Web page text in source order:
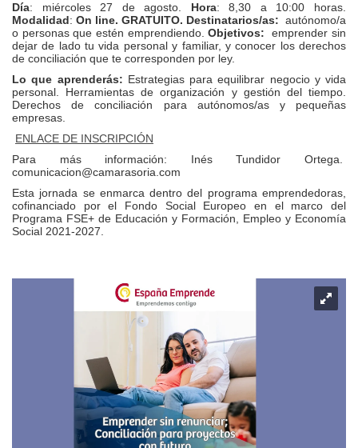
Día: miércoles 27 de agosto. Hora: 8,30 a 10:00 horas.
Modalidad: On line. GRATUITO. Destinatarios/as: autónomo/a
o personas que estén emprendiendo.Objetivos: emprender sin
dejar de lado tu vida personal y familiar, y conocer los derechos
de conciliación que te corresponden por ley.
Lo que aprenderás: Estrategias para equilibrar negocio y vida
personal. Herramientas de organización y gestión del tiempo.
Derechos de conciliación para autónomos/as y pequeñas
empresas.
ENLACE DE INSCRIPCIÓN
Para más información: Inés Tundidor Ortega.
comunicacion@camarasoria.com
Esta jornada se enmarca dentro del programa emprendedoras,
cofinanciado por el Fondo Social Europeo en el marco del
Programa FSE+ de Educación y Formación, Empleo y Economía
Social 2021-2027.